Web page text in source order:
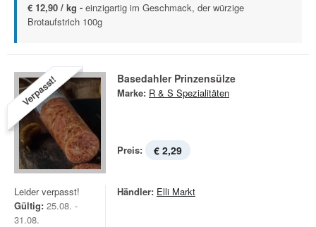
€ 12,90 / kg - einzigartig im Geschmack, der würzige
Brotaufstrich 100g
Verpasst! Basedahler Prinzensülze
Marke: R & S Spezialitäten
Preis: € 2,29
Leider verpasst!
Gültig: 25.08. -
31.08.
Händler: Elli Markt